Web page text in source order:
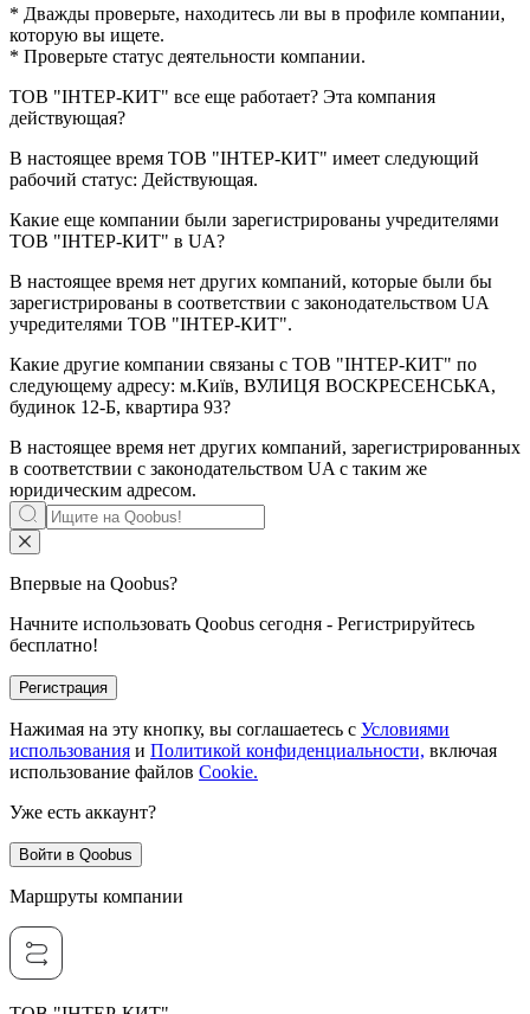
* Дважды проверьте, находитесь ли вы в профиле компании,
которую вы ищете.
* Проверьте статус деятельности компании.
ТОВ "ІНТЕР-КИТ" все еще работает? Эта компания
действующая?
В настоящее время ТОВ "ІНТЕР-КИТ" имеет следующий
рабочий статус: Действующая.
Какие еще компании были зарегистрированы учредителями
ТОВ "ІНТЕР-КИТ" в UA?
В настоящее время нет других компаний, которые были бы
зарегистрированы в соответствии с законодательством UA
учредителями ТОВ "ІНТЕР-КИТ".
Какие другие компании связаны с ТОВ "ІНТЕР-КИТ" по
следующему адресу: м.Київ, ВУЛИЦЯ ВОСКРЕСЕНСЬКА,
будинок 12-Б, квартира 93?
В настоящее время нет других компаний, зарегистрированных
в соответствии с законодательством UA с таким же
юридическим адресом.
Впервые на Qoobus?
Начните использовать Qoobus сегодня - Регистрируйтесь
бесплатно!
Регистрация
Нажимая на эту кнопку, вы соглашаетесь с Условиями
использования и Политикой конфиденциальности, включая
использование файлов Cookie.
Уже есть аккаунт?
Войти в Qoobus
Маршруты компании